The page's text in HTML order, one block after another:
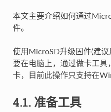
本文主要介绍如何通过
件。
使用MicroSD升级固件(建
要在电脑上，通过做卡工
卡，目前此操作只支持在
4.1. 准备工具